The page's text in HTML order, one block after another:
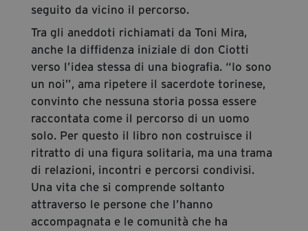
seguito da vicino il percorso.
Tra gli aneddoti richiamati da Toni Mira,
anche la diffidenza iniziale di don Ciotti
verso l’idea stessa di una biografia. “Io sono
un noi”, ama ripetere il sacerdote torinese,
convinto che nessuna storia possa essere
raccontata come il percorso di un uomo
solo. Per questo il libro non costruisce il
ritratto di una figura solitaria, ma una trama
di relazioni, incontri e percorsi condivisi.
Una vita che si comprende soltanto
attraverso le persone che l’hanno
accompagnata e le comunità che ha